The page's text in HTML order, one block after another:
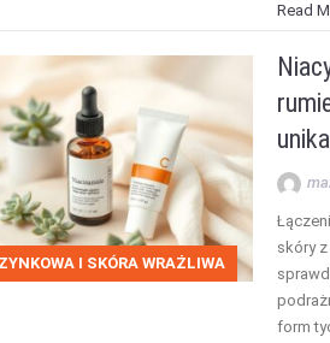
Read
I SKÓRA WRAŻLIWA
skóry
form